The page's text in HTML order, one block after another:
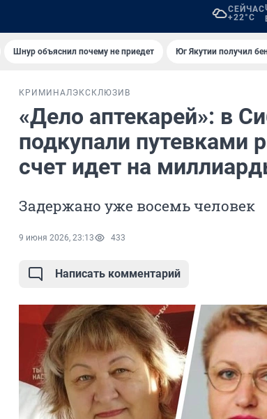
СЕЙЧАС
+22°C
Шнур объяснил почему не приедет Юг Якутии получил
КРИМИНАЛ ЭКСКЛЮЗИВ
«Дело аптекарей»: в
подкупали путевками
счет идет на
Задержано уже восемь человек
9 июня 2026, 23:13 433
Написать комментарий